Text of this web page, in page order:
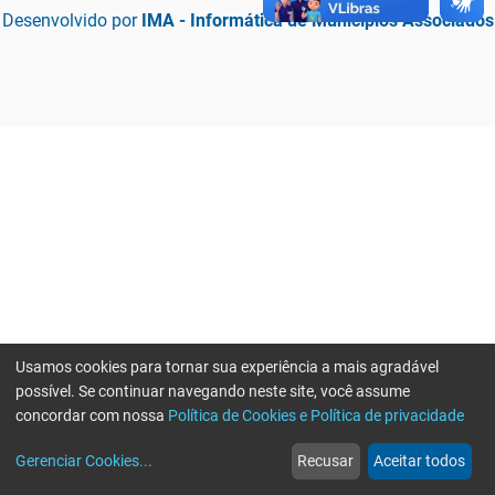
Desenvolvido por IMA - Informática de Municípios Associados
web
Notícias
more_horiz
Mais
Usamos cookies para tornar sua experiência a mais agradável
possível. Se continuar navegando neste site, você assume
concordar com nossa Política de Cookies e Política de privacidade
Gerenciar Cookies... Recusar Aceitar todos
Erro ao enviar informações, por favor tente novamente